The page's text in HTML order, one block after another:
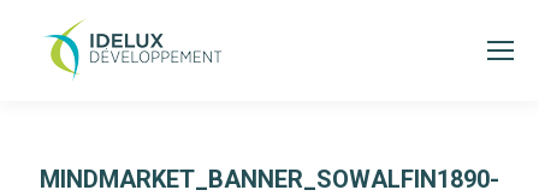
MINDMARKET_BANNER_SOWALFIN1890-